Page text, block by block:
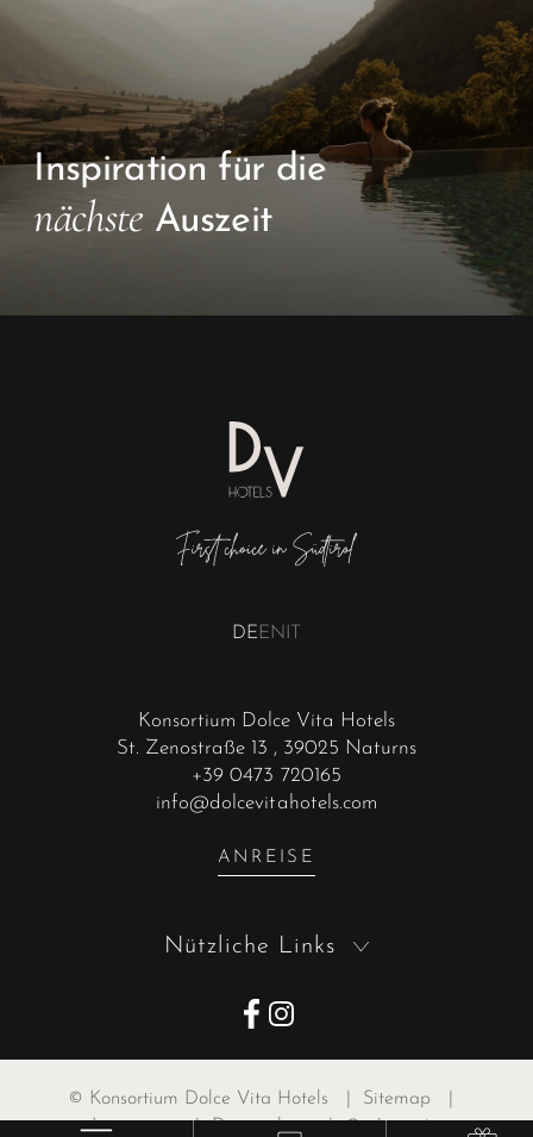
Inspiration für die
nächste Auszeit
Konsortium Dolce Vita Hotels
St. Zenostraße 13 , 39025 Naturns
+39 0473 720165
info@dolcevitahotels.com
ANREISE
DEEN
Nützliche Links
© Konsortium Dolce Vita Hotels Sitemap
Impressum| Datenschutz|